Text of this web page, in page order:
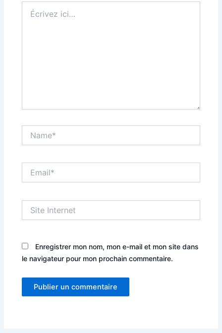
ici…
Internet
Enregistrer mon nom, mon e-mail et mon site dans
le navigateur pour mon prochain commentaire.